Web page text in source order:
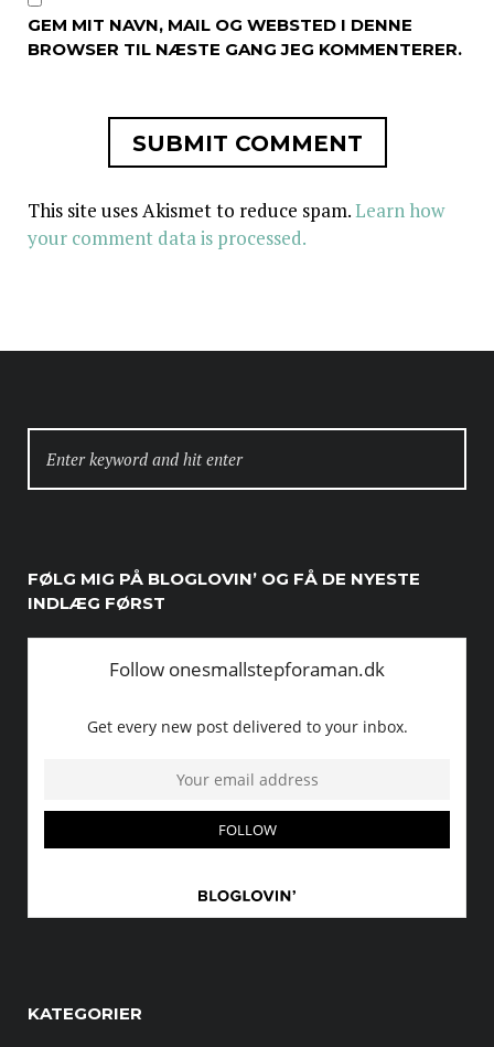
GEM MIT NAVN, MAIL OG WEBSTED I DENNE
BROWSER TIL NÆSTE GANG JEG KOMMENTERER.
This site uses Akismet to reduce spam.Learn how
your comment data is processed.
FOR:
FØLG MIG PÅ BLOGLOVIN’ OG FÅ DE NYESTE
INDLÆG FØRST
KATEGORIER